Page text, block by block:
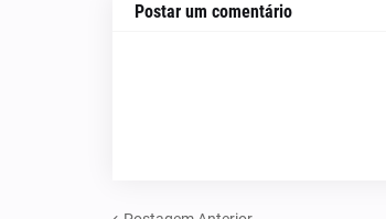
Postar um comentário